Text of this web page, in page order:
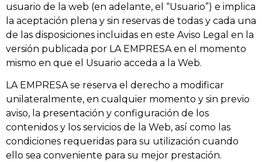
usuario de la web (en adelante, el “Usuario”) e implica
la aceptación plena y sin reservas de todas y cada una
de las disposiciones incluidas en este Aviso Legal en la
versión publicada por LA EMPRESA en el momento
mismo en que el Usuario acceda a la Web.
LA EMPRESA se reserva el derecho a modificar
unilateralmente, en cualquier momento y sin previo
aviso, la presentación y configuración de los
contenidos y los servicios de la Web, así como las
condiciones requeridas para su utilización cuando
ello sea conveniente para su mejor prestación.